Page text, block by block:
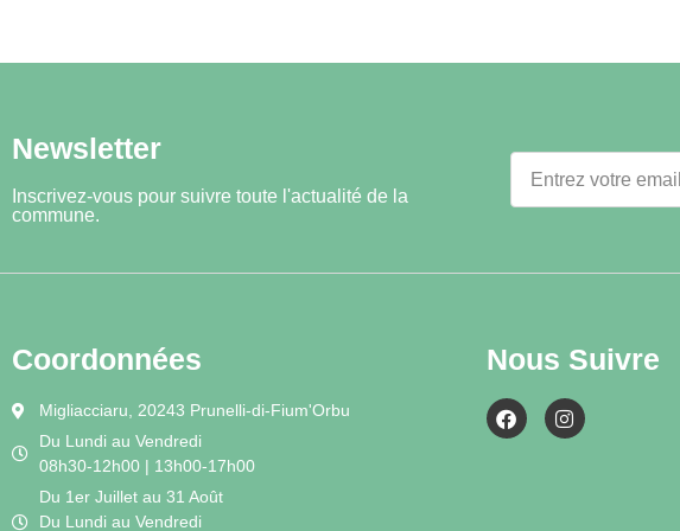
Newsletter
Inscrivez-vous pour suivre toute l'actualité de la
commune.
Coordonnées
Migliacciaru, 20243 Prunelli-di-Fium'Orbu
Du Lundi au Vendredi
08h30-12h00 | 13h00-17h00
Du 1er Juillet au 31 Août
Du Lundi au Vendredi
Nous Suivre